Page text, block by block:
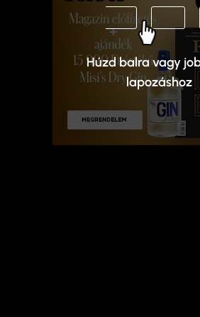
Húzd balra vagy
lapozáshoz